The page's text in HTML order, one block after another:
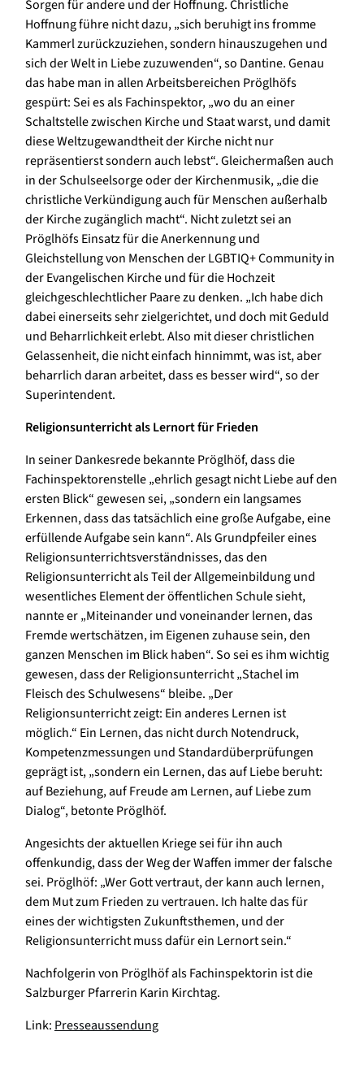
Sorgen für andere und der Hoffnung. Christliche
Hoffnung führe nicht dazu, „sich beruhigt ins fromme
Kammerl zurückzuziehen, sondern hinauszugehen und
sich der Welt in Liebe zuzuwenden“, so Dantine. Genau
das habe man in allen Arbeitsbereichen Pröglhöfs
gespürt: Sei es als Fachinspektor, „wo du an einer
Schaltstelle zwischen Kirche und Staat warst, und damit
diese Weltzugewandtheit der Kirche nicht nur
repräsentierst sondern auch lebst“. Gleichermaßen auch
in der Schulseelsorge oder der Kirchenmusik, „die die
christliche Verkündigung auch für Menschen außerhalb
der Kirche zugänglich macht“. Nicht zuletzt sei an
Pröglhöfs Einsatz für die Anerkennung und
Gleichstellung von Menschen der LGBTIQ+ Community in
der Evangelischen Kirche und für die Hochzeit
gleichgeschlechtlicher Paare zu denken. „Ich habe dich
dabei einerseits sehr zielgerichtet, und doch mit Geduld
und Beharrlichkeit erlebt. Also mit dieser christlichen
Gelassenheit, die nicht einfach hinnimmt, was ist, aber
beharrlich daran arbeitet, dass es besser wird“, so der
Superintendent.
Religionsunterricht als Lernort für Frieden
In seiner Dankesrede bekannte Pröglhöf, dass die
Fachinspektorenstelle „ehrlich gesagt nicht Liebe auf den
ersten Blick“ gewesen sei, „sondern ein langsames
Erkennen, dass das tatsächlich eine große Aufgabe, eine
erfüllende Aufgabe sein kann“. Als Grundpfeiler eines
Religionsunterrichtsverständnisses, das den
Religionsunterricht als Teil der Allgemeinbildung und
wesentliches Element der öffentlichen Schule sieht,
nannte er „Miteinander und voneinander lernen, das
Fremde wertschätzen, im Eigenen zuhause sein, den
ganzen Menschen im Blick haben“. So sei es ihm wichtig
gewesen, dass der Religionsunterricht „Stachel im
Fleisch des Schulwesens“ bleibe. „Der
Religionsunterricht zeigt: Ein anderes Lernen ist
möglich.“ Ein Lernen, das nicht durch Notendruck,
Kompetenzmessungen und Standardüberprüfungen
geprägt ist, „sondern ein Lernen, das auf Liebe beruht:
auf Beziehung, auf Freude am Lernen, auf Liebe zum
Dialog“, betonte Pröglhöf.
Angesichts der aktuellen Kriege sei für ihn auch
offenkundig, dass der Weg der Waffen immer der falsche
sei. Pröglhöf: „Wer Gott vertraut, der kann auch lernen,
dem Mut zum Frieden zu vertrauen. Ich halte das für
eines der wichtigsten Zukunftsthemen, und der
Religionsunterricht muss dafür ein Lernort sein.“
Nachfolgerin von Pröglhöf als Fachinspektorin ist die
Salzburger Pfarrerin Karin Kirchtag.
Link:Presseaussendung